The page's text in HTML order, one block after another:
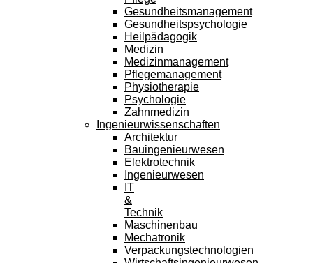
Gesundheitsmanagement
Gesundheitspsychologie
Heilpädagogik
Medizin
Medizinmanagement
Pflegemanagement
Physiotherapie
Psychologie
Zahnmedizin
Ingenieurwissenschaften
Architektur
Bauingenieurwesen
Elektrotechnik
Ingenieurwesen
IT
&
Technik
Maschinenbau
Mechatronik
Verpackungstechnologien